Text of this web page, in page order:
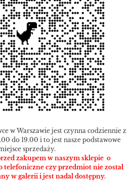
w Warszawie jest czynna codziennie z
do 19.00 i to jest nasze podstawowe
sprzedaży.
zakupem w naszym sklepie o
telefoniczne czy przedmiot nie został
w galerii i jest nadal dostępny.